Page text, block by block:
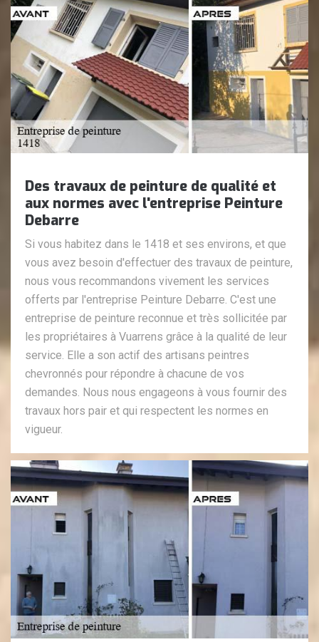
Des travaux de peinture de qualité et
aux normes avec l'entreprise Peinture
Debarre
Si vous habitez dans le 1418 et ses environs, et que
vous avez besoin d'effectuer des travaux de peinture,
nous vous recommandons vivement les services
offerts par l'entreprise Peinture Debarre. C'est une
entreprise de peinture reconnue et très sollicitée par
les propriétaires à Vuarrens grâce à la qualité de leur
service. Elle a son actif des artisans peintres
chevronnés pour répondre à chacune de vos
demandes. Nous nous engageons à vous fournir des
travaux hors pair et qui respectent les normes en
vigueur.